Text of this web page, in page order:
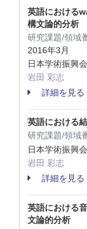
英語における
構文論的分析
研究課題/領域
2016年3月
日本学術振興
岩田 彩志
詳細を見る
英語における
研究課題/領域
日本学術振興
岩田 彩志
詳細を見る
英語における
文論的分析